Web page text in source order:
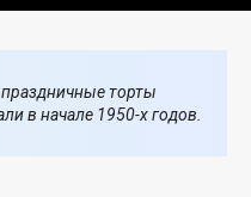
торты
в начале 1950-х годов.